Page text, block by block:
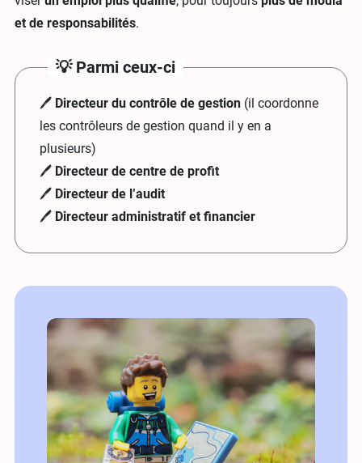
et de responsabilités.
💡 Parmi ceux-ci
🖊 Directeur du contrôle de gestion (il coordonne
les contrôleurs de gestion quand il y en a
plusieurs)
🖊 Directeur de centre de profit
🖊 Directeur de l’audit
🖊 Directeur administratif et financier